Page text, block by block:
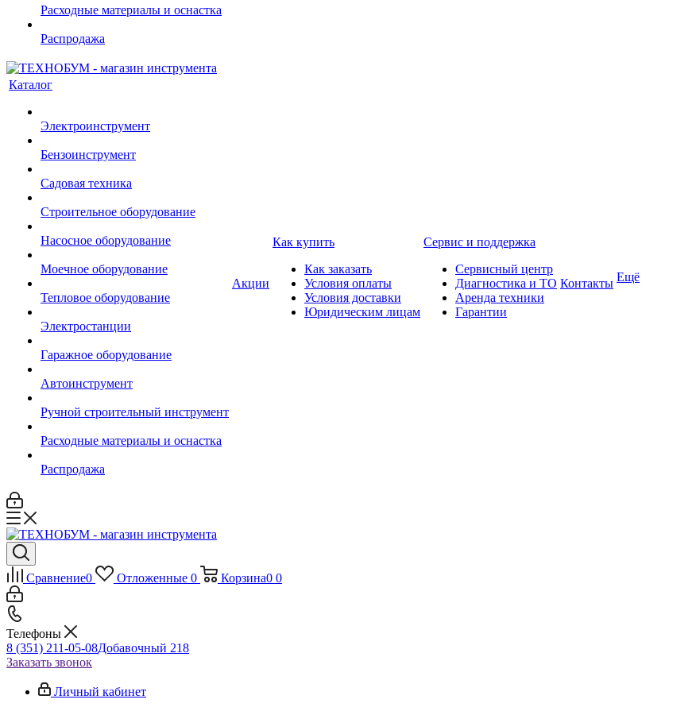
Расходные материалы и оснастка
Распродажа
Каталог
Электроинструмент
Бензоинструмент
Садовая техника
Строительное оборудование
Насосное оборудование
Моечное оборудование
Тепловое оборудование
Электростанции
Гаражное оборудование
Автоинструмент
Ручной строительный инструмент
Расходные материалы и оснастка
Распродажа
Акции
Как купить
Как заказать
Условия оплаты
Условия доставки
Юридическим лицам
Сервис и поддержка
Сервисный центр
Диагностика и ТО
Аренда техники
Гарантии
Контакты Ещё
Сравнение0 Отложенные 0 Корзина0 0
Телефоны
8 (351) 211-05-08Добавочный 218
Заказать звонок
Личный кабинет